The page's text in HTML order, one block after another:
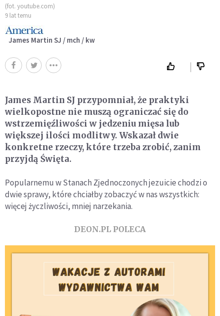
(fot. youtube.com)
9 lat temu
James Martin SJ / mch / kw
James Martin SJ przypomniał, że praktyki
wielkopostne nie muszą ograniczać się do
wstrzemięźliwości w jedzeniu mięsa lub
większej ilości modlitwy. Wskazał dwie
konkretne rzeczy, które trzeba zrobić, zanim
przyjdą Święta.
Popularnemu w Stanach Zjednoczonych jezuicie chodzi o
dwie sprawy, które chciałby zobaczyć w nas wszystkich:
więcej życzliwości, mniej narzekania.
DEON.PL POLECA